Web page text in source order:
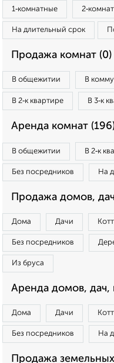
1‑комнатные
На длительный срок
Продажа комнат (0)
В общежитии В
В 2‑к квартире В 3‑к
Аренда комнат
В общежитии В 2‑к
Без посредников На
Продажа домов,
Дома Дачи
Без посредников
Из бруса
Аренда домов, дач,
Дома Дачи
Без посредников На
Продажа земельных